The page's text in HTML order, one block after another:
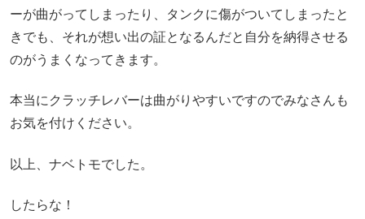
ーが曲がってしまったり、タンクに傷がついてしまったと
きでも、それが想い出の証となるんだと自分を納得させる
のがうまくなってきます。
本当にクラッチレバーは曲がりやすいですのでみなさんも
お気を付けください。
以上、ナベトモでした。
したらな！